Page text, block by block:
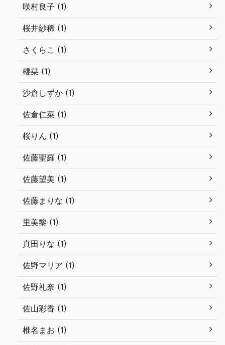
咲村良子 (1)
桜井紗稀 (1)
さくらこ (1)
櫻栞 (1)
沙倉しずか (1)
佐倉仁菜 (1)
桜りん (1)
佐藤聖羅 (1)
佐藤望美 (1)
佐藤まりな (1)
里美黎 (1)
真田りな (1)
佐野マリア (1)
佐野礼奈 (1)
佐山彩香 (1)
椎名まお (1)